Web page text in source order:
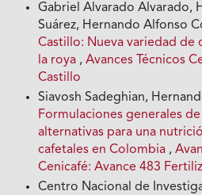
Gabriel Alvarado Alvarado,
Suárez, Hernando Alfonso
Castillo: Nueva variedad de
la roya ,Avances Técnicos
Castillo
Siavosh Sadeghian,
Formulaciones generales
alternativas para una
cafetales en Colombia ,
Cenicafé: Avance 483
Centro Nacional de